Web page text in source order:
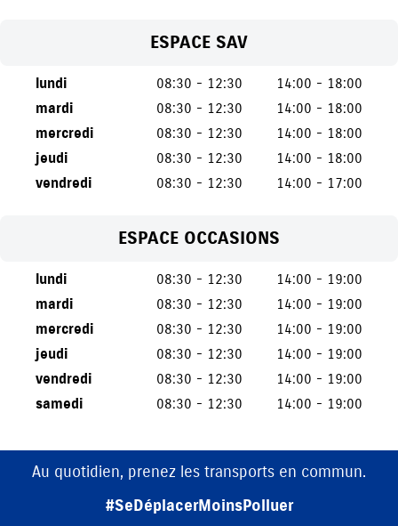
ESPACE SAV
lundi 08:30 - 12:30
14:00 - 18:00
mardi
08:30 - 12:30
14:00 - 18:00
mercredi
08:30 - 12:30
14:00 - 18:00
jeudi
08:30 - 12:30
14:00 - 18:00
vendredi
08:30 - 12:30 14:00 - 17:00
ESPACE OCCASIONS
lundi 08:30 - 12:30
14:00 - 19:00
mardi
08:30 - 12:30
14:00 - 19:00
mercredi
08:30 - 12:30
14:00 - 19:00
jeudi
08:30 - 12:30
14:00 - 19:00
vendredi
08:30 - 12:30
14:00 - 19:00
samedi
08:30 - 12:30 14:00 - 19:00
Au quotidien, prenez les transports en commun.
#SeDéplacerMoinsPolluer